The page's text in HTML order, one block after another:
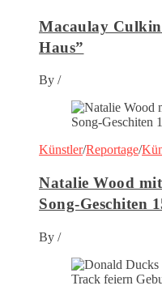
Macaulay
Haus”
By /
Künstler/Reportage/
Natalie Wood
Song-Geschiten
By /